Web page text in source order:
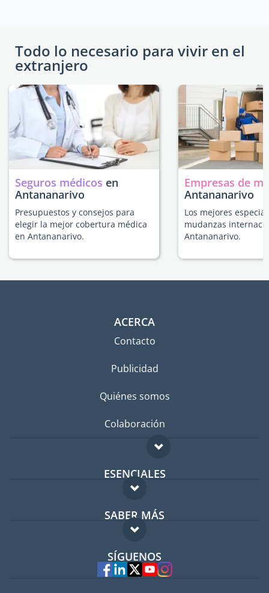
Todo lo necesario para vivir en el
extranjero
Seguros médicos en
Antananarivo
Presupuestos y consejos para
elegir la mejor cobertura médica
en Antananarivo.
Empresas de
Antananarivo
Los mejores
mudanzas
Antananarivo.
ACERCA
Contacto
Publicidad
Quiénes somos
Colaboración
ESENCIALES
Foro para expatriados
Guía para expatriados
Trabajos en el extranjero
SABER MÁS
FAQ
Expertos
SÍGUENOS